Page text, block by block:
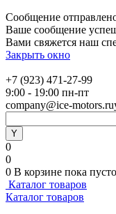
Сообщение
Ваше сообщение
Вами свяжется наш
Закрыть окно
+7 (923) 471-27-99
9:00 - 19:00 пн-пт
company@ice-motors.ru
0
0
0 В корзине пока пусто
Каталог товаров
Каталог товаров